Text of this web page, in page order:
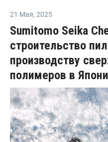
21 Мая, 2025
Sumitomo Seika
строительство
производству
полимеров в